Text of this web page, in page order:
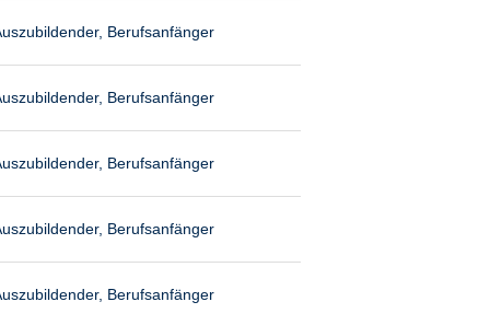
Berufsanfänger
Berufsanfänger
Berufsanfänger
Berufsanfänger
Berufsanfänger